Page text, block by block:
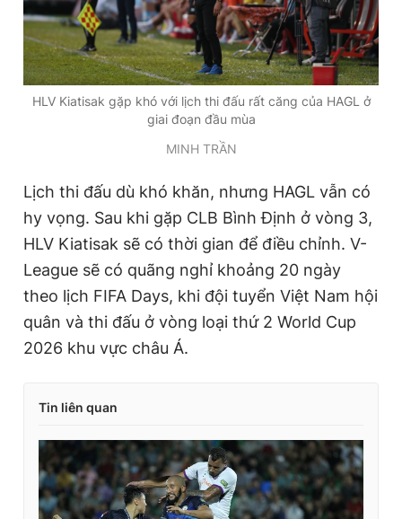
HLV Kiatisak gặp khó với lịch thi đấu rất căng của HAGL ở
giai đoạn đầu mùa
MINH TRẦN
Lịch thi đấu dù khó khăn, nhưng HAGL vẫn có
hy vọng. Sau khi gặp CLB Bình Định ở vòng 3,
HLV Kiatisak sẽ có thời gian để điều chỉnh. V-
League sẽ có quãng nghỉ khoảng 20 ngày
theo lịch FIFA Days, khi đội tuyển Việt Nam hội
quân và thi đấu ở vòng loại thứ 2 World Cup
2026 khu vực châu Á.
Tin liên quan